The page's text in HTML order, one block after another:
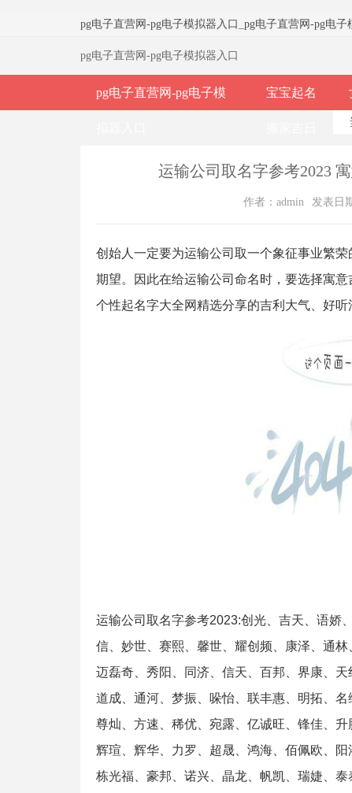
pg电子直营网-pg电子模拟器入口 pg电子直营网-pg电子
pg电子直营网-pg电子模拟器入口
pg电子直营网-pg电子模 宝宝起名
运输公司取名字参考2023
作者：admin 发表日
创始人一定要为运输公司取一个象征事业繁
期望。因此在给运输公司命名时，要选择寓
个性起名字大全网精选分享的吉利大气、好听
运输公司取名字参考2023:创光、吉天、语娇
信、妙世、赛熙、馨世、耀创频、康泽、通
迈磊奇、秀阳、同济、信天、百邦、界康、
道成、通河、梦振、哚怡、联丰惠、明拓、
尊灿、方速、稀优、宛露、亿诚旺、锋佳、
辉瑄、辉华、力罗、超晟、鸿海、佰佩欧、
栋光福、豪邦、诺兴、晶龙、帆凯、瑞婕、